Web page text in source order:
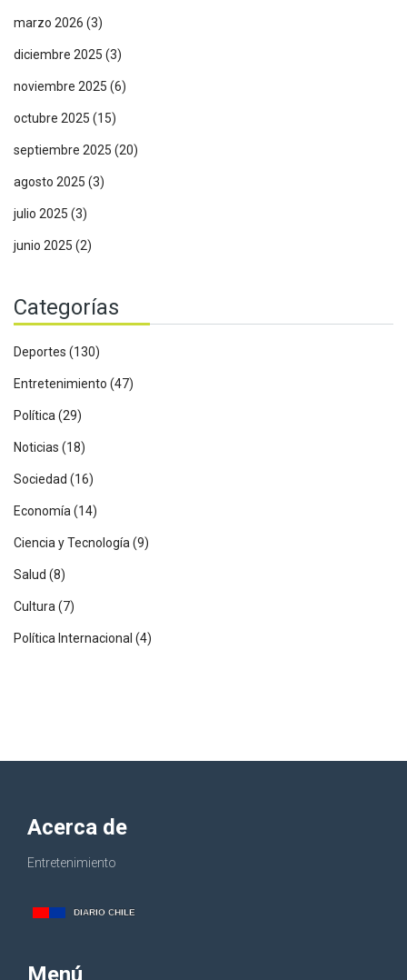
marzo 2026 (3)
diciembre 2025 (3)
noviembre 2025 (6)
octubre 2025 (15)
septiembre 2025 (20)
agosto 2025 (3)
julio 2025 (3)
junio 2025 (2)
Categorías
Deportes (130)
Entretenimiento (47)
Política(29)
Noticias (18)
Sociedad (16)
Economía(14)
Ciencia y Tecnología(9)
Salud (8)
Cultura(7)
Política Internacional (4)
Acerca de
Entretenimiento
Menú